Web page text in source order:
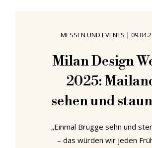
wird jedes Event zu einem
Kunstwerk, bei dem
Genuss und ästhetische
perfekt miteinander
Amelie Büchner
MESSEN UND EVENTS |
Milan Design
2025:
sehen und
„Einmal Brügge sehn und
– das würden wir jeden